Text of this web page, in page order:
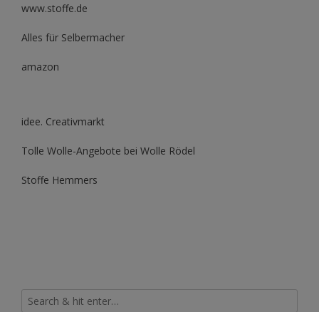
www.stoffe.de
Alles für Selbermacher
amazon
idee. Creativmarkt
Tolle Wolle-Angebote bei Wolle Rödel
Stoffe Hemmers